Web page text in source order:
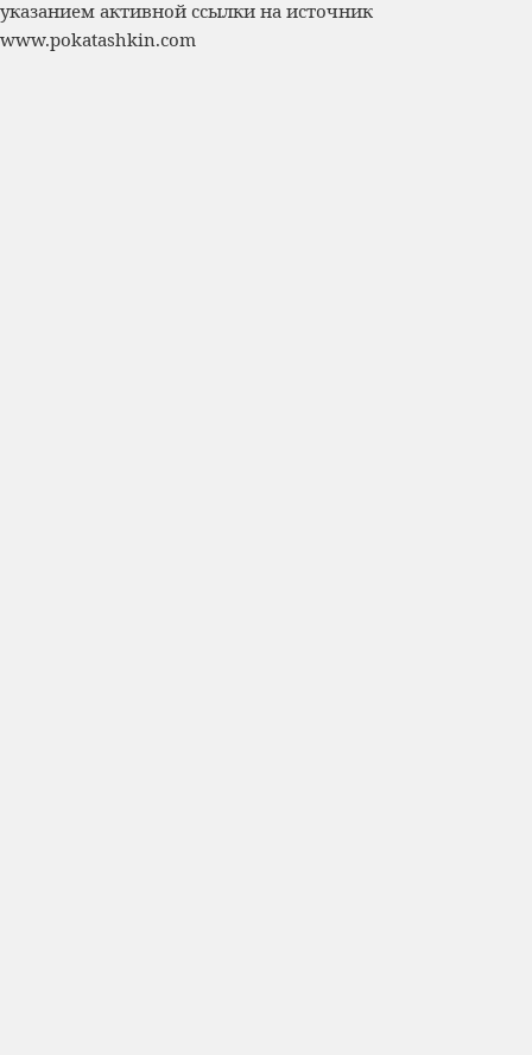
архангельских
кафе
указанием активной ссылки на источник
www.pokatashkin.com